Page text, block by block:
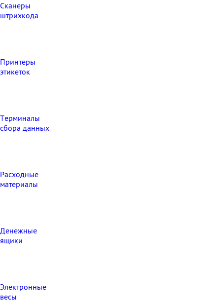
Сканеры
штрихкода
Принтеры
этикеток
Терминалы
сбора данных
Расходные
материалы
Денежные
ящики
Электронные
весы